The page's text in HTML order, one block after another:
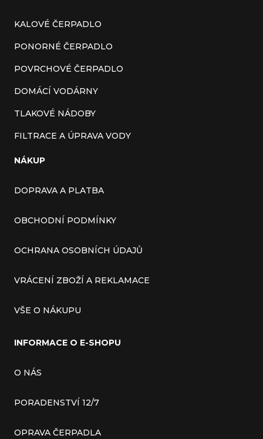
KALOVÉ ČERPADLO
PONORNÉ ČERPADLO
POVRCHOVÉ ČERPADLO
DOMÁCÍ VODÁRNY
TLAKOVÉ NÁDOBY
FILTRACE A ÚPRAVA VODY
NÁKUP
DOPRAVA A PLATBA
OBCHODNÍ PODMÍNKY
OCHRANA OSOBNÍCH ÚDAJŮ
VRÁCENÍ ZBOŽÍ A REKLAMACE
VŠE O NÁKUPU
INFORMACE O E-SHOPU
O NÁS
PORADENSTVÍ 12/7
OPRAVA ČERPADLA